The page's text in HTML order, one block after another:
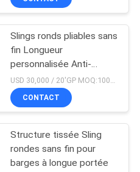
Slings ronds pliables sans
fin Longueur
personnalisée Anti-
abrasion
USD 30,000 / 20'GP MOQ:1000 pièces
CONTACT
Structure tissée Sling
rondes sans fin pour
barges à longue portée